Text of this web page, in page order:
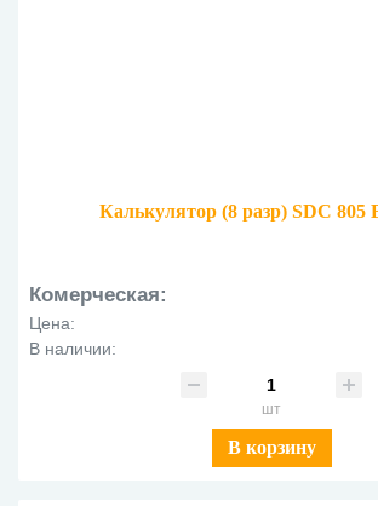
Калькулятор (8 разр) SDC 805
Комерческая:
Цена:
В наличии:
шт
В корзину